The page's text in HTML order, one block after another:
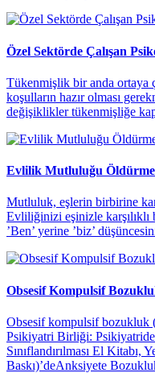
Özel Sektörde Çalışan
Tükenmişlik bir anda ortaya
koşulların hazır olması
değişiklikler tükenmişliğe
Evlilik Mutluluğu
Mutluluk, eşlerin birbirine
Evliliğinizi eşinizle karşılıklı
’Ben’ yerine ’biz’
Obsesif Kompulsif
Obsesif kompulsif
Psikiyatri Birliği: Psikiyatride
Sınıflandırılması El
Baskı)’deAnksiyete